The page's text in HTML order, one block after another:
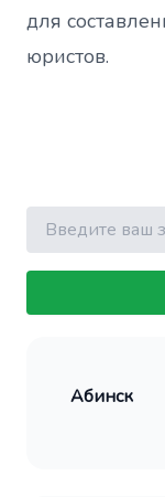
для
юристов.
Поиск
Абинск